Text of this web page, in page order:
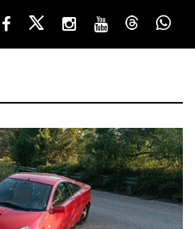
FacebookTwitterInstagram
YoutubeThreads